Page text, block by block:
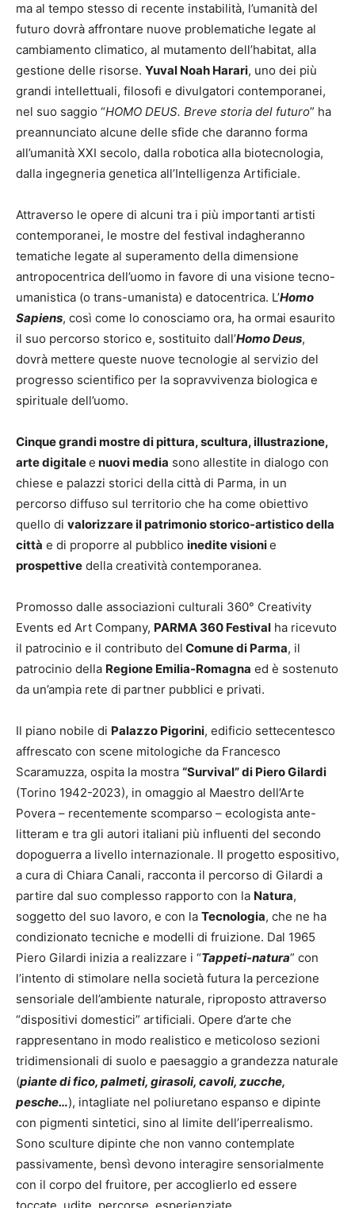
ma al tempo stesso di recente instabilità, l’umanità del
futuro dovrà affrontare nuove problematiche legate al
cambiamento climatico, al mutamento dell’habitat, alla
gestione delle risorse. Yuval Noah Harari, uno dei più
grandi intellettuali, filosofi e divulgatori contemporanei,
nel suo saggio “HOMO DEUS. Breve storia del futuro” ha
preannunciato alcune delle sfide che daranno forma
all’umanità XXI secolo, dalla robotica alla biotecnologia,
dalla ingegneria genetica all’Intelligenza Artificiale.
Attraverso le opere di alcuni tra i più importanti artisti
contemporanei, le mostre del festival indagheranno
tematiche legate al superamento della dimensione
antropocentrica dell’uomo in favore di una visione tecno-
umanistica (o trans-umanista) e datocentrica. L’Homo
Sapiens, così come lo conosciamo ora, ha ormai esaurito
il suo percorso storico e, sostituito dall’Homo Deus,
dovrà mettere queste nuove tecnologie al servizio del
progresso scientifico per la sopravvivenza biologica e
spirituale dell’uomo.
Cinque grandi mostre di pittura, scultura, illustrazione,
arte digitalee nuovi media sono allestite in dialogo con
chiese e palazzi storici della città di Parma, in un
percorso diffuso sul territorio che ha come obiettivo
quello di valorizzare il patrimonio storico-artistico della
città e di proporre al pubblico inedite visionie
prospettive della creatività contemporanea.
Promosso dalle associazioni culturali 360° Creativity
Events ed Art Company, PARMA 360 Festival ha ricevuto
il patrocinio e il contributo del Comune di Parma, il
patrocinio della Regione Emilia-Romagna ed è sostenuto
da un’ampia rete di partner pubblici e privati.
Il piano nobile di Palazzo Pigorini, edificio settecentesco
affrescato con scene mitologiche da Francesco
Scaramuzza, ospita la mostra “Survival” di Piero Gilardi
(Torino 1942-2023), in omaggio al Maestro dell’Arte
Povera – recentemente scomparso – ecologista ante-
litteram e tra gli autori italiani più influenti del secondo
dopoguerra a livello internazionale. Il progetto espositivo,
a cura di Chiara Canali, racconta il percorso di Gilardi a
partire dal suo complesso rapporto con la Natura,
soggetto del suo lavoro, e con la Tecnologia, che ne ha
condizionato tecniche e modelli di fruizione. Dal 1965
Piero Gilardi inizia a realizzare i “Tappeti-natura” con
l’intento di stimolare nella società futura la percezione
sensoriale dell’ambiente naturale, riproposto attraverso
“dispositivi domestici” artificiali. Opere d’arte che
rappresentano in modo realistico e meticoloso sezioni
tridimensionali di suolo e paesaggio a grandezza naturale
(piante di fico, palmeti, girasoli, cavoli, zucche,
pesche…), intagliate nel poliuretano espanso e dipinte
con pigmenti sintetici, sino al limite dell’iperrealismo.
Sono sculture dipinte che non vanno contemplate
passivamente, bensì devono interagire sensorialmente
con il corpo del fruitore, per accoglierlo ed essere